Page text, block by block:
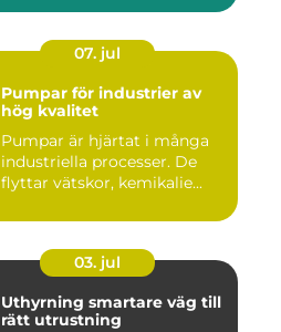
07. jul
Pumpar för industrier av
hög kvalitet
Pumpar är hjärtat i många
industriella processer. De
flyttar vätskor, kemikalie...
03. jul
Uthyrning smartare väg till
rätt utrustning